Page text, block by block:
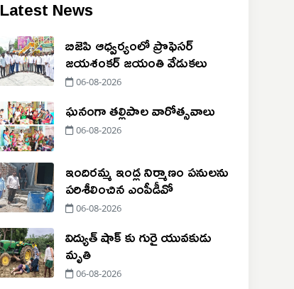
Latest News
బిజెపి ఆధ్వర్యంలో ప్రొఫెసర్
జయశంకర్ జయంతి వేడుకలు
06-08-2026
ఘనంగా తల్లిపాల వారోత్సవాలు
06-08-2026
ఇందిరమ్మ ఇండ్ల నిర్మాణం పనులను
పరిశీలించిన ఎంపీడీవో
06-08-2026
విద్యుత్ షాక్ కు గురై యువకుడు
మృతి
06-08-2026